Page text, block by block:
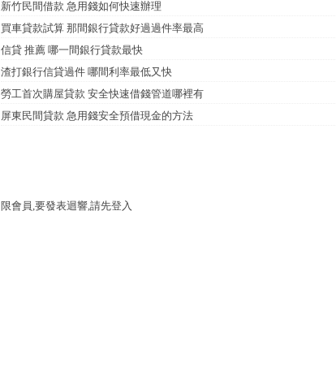
新竹民間借款 急用錢如何快速辦理
買車貸款試算 那間銀行貸款好過過件率最高
信貸 推薦 哪一間銀行貸款最快
渣打銀行信貸過件 哪間利率最低又快
勞工首次購屋貸款 安全快速借錢管道哪裡有
屏東民間貸款 急用錢安全預借現金的方法
限會員,要發表迴響,請先登入